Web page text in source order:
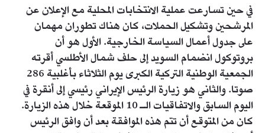
في حين تسارعت عملية الانتخابات المحلية مع الإعلان عن
المرشحين وتشكيل الحملات، كان هناك تطوران مهمان
على جدول أعمال السياسة الخارجية. الأول هو أن
بروتوكول انضمام السويد إلى حلف شمال الأطلسي أقرته
الجمعية الوطنية التركية الكبرى يوم الثلاثاء بأغلبية 286
صوتا. والثاني هو زيارة الرئيس الإيراني رئيسي إلى أنقرة في
اليوم السابق والاتفاقيات الـ 10 الموقعة خلال هذه الزيارة.
كان من المتوقع أن تتم هذه الموافقة بعد أن وافق الرئيس